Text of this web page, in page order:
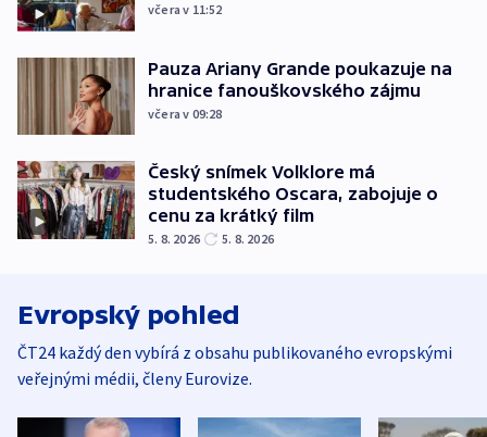
včera v 11:52
Pauza Ariany Grande poukazuje na
hranice fanouškovského zájmu
včera v 09:28
Český snímek Volklore má
studentského Oscara, zabojuje o
cenu za krátký film
5. 8. 2026 5. 8. 2026
Evropský pohled
ČT24 každý den vybírá z obsahu publikovaného evropskými
veřejnými médii, členy Eurovize.